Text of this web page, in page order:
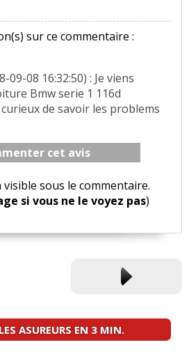
sur ce commentaire :
09-08 16:32:50) : Je viens
Bmw serie 1 116d
de savoir les problems
cet avis
sous le commentaire.
si vous ne le voyez pas)
ASUREURS EN 3 MIN.